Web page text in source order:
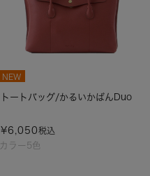
カラー5色
NEW
トートバッグ/かるいかばんDuo
¥6,050税込